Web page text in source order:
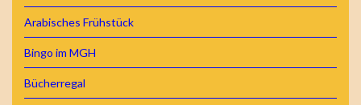
Arabisches Frühstück
Bingo im MGH
Bücherregal